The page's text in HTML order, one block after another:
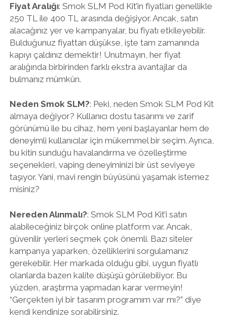
Fiyat Aralığı: Smok SLM Pod Kit’in fiyatları genellikle
250 TL ile 400 TL arasında değişiyor. Ancak, satın
alacağınız yer ve kampanyalar, bu fiyatı etkileyebilir.
Bulduğunuz fiyattan düşükse, işte tam zamanında
kapıyı çaldınız demektir! Unutmayın, her fiyat
aralığında birbirinden farklı ekstra avantajlar da
bulmanız mümkün.
Neden Smok SLM?: Peki, neden Smok SLM Pod Kit
almaya değiyor? Kullanıcı dostu tasarımı ve zarif
görünümü ile bu cihaz, hem yeni başlayanlar hem de
deneyimli kullanıcılar için mükemmel bir seçim. Ayrıca,
bu kitin sunduğu havalandırma ve özelleştirme
seçenekleri, vaping deneyiminizi bir üst seviyeye
taşıyor. Yani, mavi rengin büyüsünü yaşamak istemez
misiniz?
Nereden Alınmalı?: Smok SLM Pod Kit’i satın
alabileceğiniz birçok online platform var. Ancak,
güvenilir yerleri seçmek çok önemli. Bazı siteler
kampanya yaparken, özelliklerini sorgulamanız
gerekebilir. Her markada olduğu gibi, uygun fiyatlı
olanlarda bazen kalite düşüşü görülebiliyor. Bu
yüzden, araştırma yapmadan karar vermeyin!
“Gerçekten iyi bir tasarım programım var mı?” diye
kendi kendinize sorabilirsiniz.